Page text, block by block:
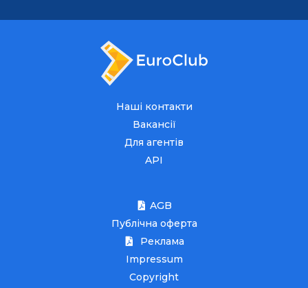
Наші контакти
Вакансії
Для агентів
API
AGB
Публічна оферта
Реклама
Impressum
Copyright